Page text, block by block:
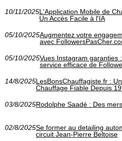
10/11/2025L'Application Mobile de
Un Accès Facile à l'IA
05/10/2025Augmentez votre
avec
05/10/2025Vues Instagram garanties
service efficace de
14/8/2025LesBonsChauffagiste.fr :
Chauffage Fiable Depuis
03/8/2025Rodolphe Saadé : Des
02/8/2025Se former au detailing
circuit Jean-Pierre Beltoise